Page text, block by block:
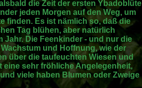
die Zeit der ersten Ybadoblüte
jeden Morgen auf den Weg, um
finden. Es ist nämlich so, daß die
Tag blühen, aber natürlich
Jahr. Die Feenkinder - und nur die
und Hoffnung, wie der
über die taufeuchten Wiesen und
sehr fröhliche Angelegenheit,
viele haben Blumen oder Zweige